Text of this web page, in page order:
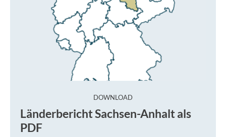
DOWNLOAD:
Länderbericht Sachsen-Anhalt als
PDF